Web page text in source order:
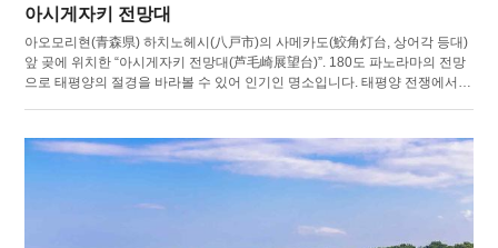
아시게자키 전망대
아오모리현(青森県) 하치노헤시(八戸市)의 사메카도(鮫角灯台, 상어각 등대)
앞 곶에 위치한 “아시게자키 전망대(芦毛崎展望台)”. 180도 파노라마의 전망
으로 태평양의 절경을 바라볼 수 있어 인기인 명소입니다. 태평양 전쟁에서
있습니다. 전망대 아래에 있는 것은 아오모리 3대 아이스크림의 하나로 손꼽
히는 가게 "후룬베이얼(ホロンバイル)". 전망대에서 바라보는 경치와 절품 아
이스크림의 조합은 각별합니다. 또, 아시게자키 전망대는 타네사시 해안 산
책로의 기점이 되기도 합니다. 전체 길이 14.4km의 코스에는 하마나스(해당